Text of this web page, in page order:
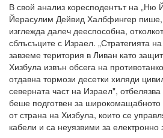
В свой анализ коресподентът на „Ню
Йерасулим Дейвид Халбфингер
изглежда далеч дееспособна,
сблъсъците с Израел. „Стратегията
завземе територия в Ливан като
Хизбула извън обсега на
отдавна тормози десетки хиляди
северната част на Израел",
беше подготвен за широкомащабното
от страна на Хизбула, които се
кабели и са неуязвими за електронно